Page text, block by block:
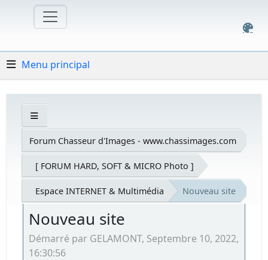
Menu principal
Forum Chasseur d'Images - www.chassimages.com
[ FORUM HARD, SOFT & MICRO Photo ]
Espace INTERNET & Multimédia Nouveau site
Nouveau site
Démarré par GELAMONT, Septembre 10, 2022,
16:30:56